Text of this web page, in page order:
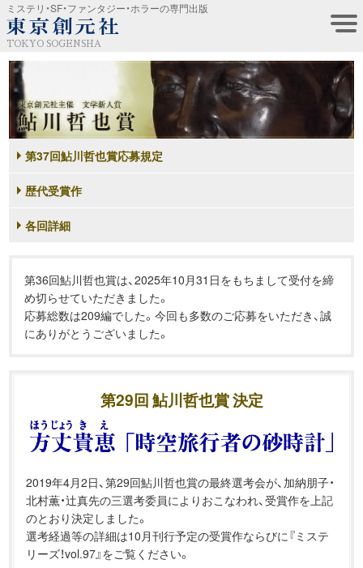
ミステリ・SF・ファンタジー・ホラーの専門出版
TOKYO SOGENSHA
第37回鮎川哲也賞応募規定
歴代受賞作
各回詳細
第36回鮎川哲也賞は、2025年10月31日をもちまして受付を締
め切らせていただきました。
応募総数は209編でした。今回も多数のご応募をいただき、誠
にありがとうございました。
第29回 鮎川哲也賞 決定
2019年4月2日、第29回鮎川哲也賞の最終選考会が、加納朋子・
北村薫・辻真先の三選考委員によりおこなわれ、受賞作を上記
のとおり決定しました。
選考経過等の詳細は10月刊行予定の受賞作ならびに『ミステ
リーズ！vol.97』をご覧ください。